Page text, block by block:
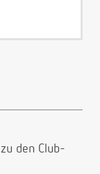
zu den Club-